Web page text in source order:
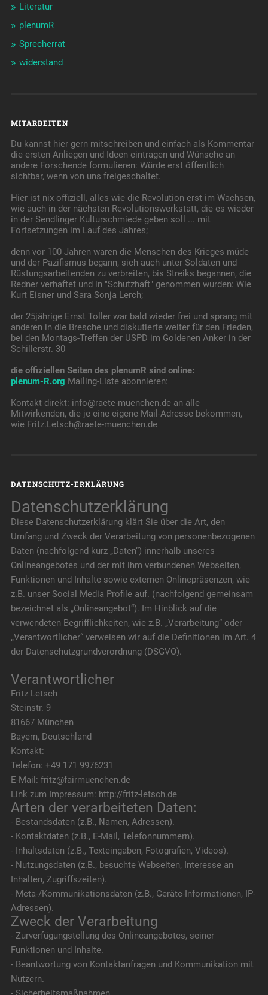
Literatur
plenumR
Sprecherrat
widerstand
MITARBEITEN
Du kannst hier gern mitschreiben und einfach als Kommentar
die ersten Anliegen und Ideen eintragen und Wünsche an
andere Forschende formulieren: Würde erst öffentlich
sichtbar, wenn von uns freigeschaltet.
Hier ist nix offiziell, alles wie die Revolution erst im Wachsen,
wie auch in der nächsten Revolutionswerkstatt, die es wieder
in der Sendlinger Kulturschmiede geben soll ... mit
Fortsetzungen im Lauf des Jahres;
denn vor 100 Jahren waren die Menschen des Krieges müde
und der Pazifismus begann, sich auch unter Soldaten und
Rüstungsarbeitenden zu verbreiten, bis Streiks begannen, die
Redner verhaftet und in "Schutzhaft" genommen wurden: Wie
Kurt Eisner und Sara Sonja Lerch;
der 25jährige Ernst Toller war bald wieder frei und sprang mit
anderen in die Bresche und diskutierte weiter für den Frieden,
bei den Montags-Treffen der USPD im Goldenen Anker in der
Schillerstr. 30
die offiziellen Seiten des plenumR sind online:
plenum-R.org Mailing-Liste abonnieren:
Kontakt direkt: info@raete-muenchen.de an alle
Mitwirkenden, die je eine eigene Mail-Adresse bekommen,
wie Fritz.Letsch@raete-muenchen.de
DATENSCHUTZ-ERKLÄRUNG
Datenschutzerklärung
Diese Datenschutzerklärung klärt Sie über die Art, den
Umfang und Zweck der Verarbeitung von personenbezogenen
Daten (nachfolgend kurz „Daten“) innerhalb unseres
Onlineangebotes und der mit ihm verbundenen Webseiten,
Funktionen und Inhalte sowie externen Onlinepräsenzen, wie
z.B. unser Social Media Profile auf. (nachfolgend gemeinsam
bezeichnet als „Onlineangebot“). Im Hinblick auf die
verwendeten Begrifflichkeiten, wie z.B. „Verarbeitung“ oder
„Verantwortlicher“ verweisen wir auf die Definitionen im Art. 4
der Datenschutzgrundverordnung (DSGVO).
Verantwortlicher
Fritz Letsch
Steinstr. 9
81667 München
Bayern, Deutschland
Kontakt:
Telefon: +49 171 9976231
E-Mail: fritz@fairmuenchen.de
Link zum Impressum: http://fritz-letsch.de
Arten der verarbeiteten Daten:
- Bestandsdaten (z.B., Namen, Adressen).
- Kontaktdaten (z.B., E-Mail, Telefonnummern).
- Inhaltsdaten (z.B., Texteingaben, Fotografien, Videos).
- Nutzungsdaten (z.B., besuchte Webseiten, Interesse an
Inhalten, Zugriffszeiten).
- Meta-/Kommunikationsdaten (z.B., Geräte-Informationen, IP-
Adressen).
Zweck der Verarbeitung
- Zurverfügungstellung des Onlineangebotes, seiner
Funktionen und Inhalte.
- Beantwortung von Kontaktanfragen und Kommunikation mit
Nutzern.